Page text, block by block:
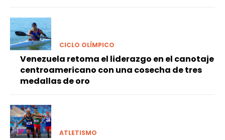
CICLO OLÍMPICO
Venezuela retoma el liderazgo en el canotaje
centroamericano con una cosecha de tres
medallas de oro
ATLETISMO